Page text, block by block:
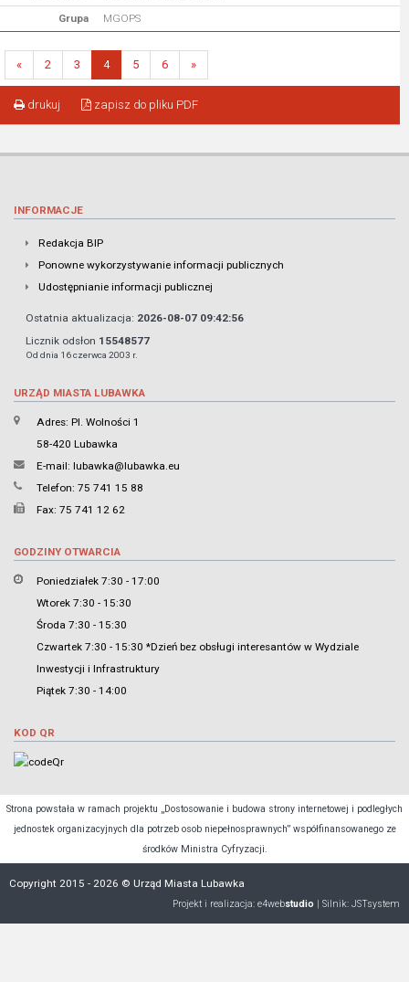
Grupa
MGOPS
« 2 3 4 5 6 »
drukuj zapisz do pliku PDF
INFORMACJE
Redakcja BIP
Ponowne wykorzystywanie informacji publicznych
Udostępnianie informacji publicznej
Ostatnia aktualizacja: 2026-08-07 09:42:56
Licznik odsłon 15548577
Od dnia 16 czerwca 2003 r.
URZĄD MIASTA LUBAWKA
Adres: Pl. Wolności 1
58-420 Lubawka
E-mail: lubawka@lubawka.eu
Telefon: 75 741 15 88
Fax: 75 741 12 62
GODZINY OTWARCIA
Poniedziałek 7:30 - 17:00
Wtorek 7:30 - 15:30
Środa 7:30 - 15:30
Czwartek 7:30 - 15:30 *Dzień bez obsługi interesantów w Wydziale
Inwestycji i Infrastruktury
Piątek 7:30 - 14:00
KOD QR
Strona powstała w ramach projektu „Dostosowanie i budowa strony internetowej i podległych
jednostek organizacyjnych dla potrzeb osob niepełnosprawnych” współfinansowanego ze
środków Ministra Cyfryzacji.
Copyright 2015 - 2026 © Urząd Miasta Lubawka
Projekt i realizacja: e4webstudio | Silnik: JSTsystem